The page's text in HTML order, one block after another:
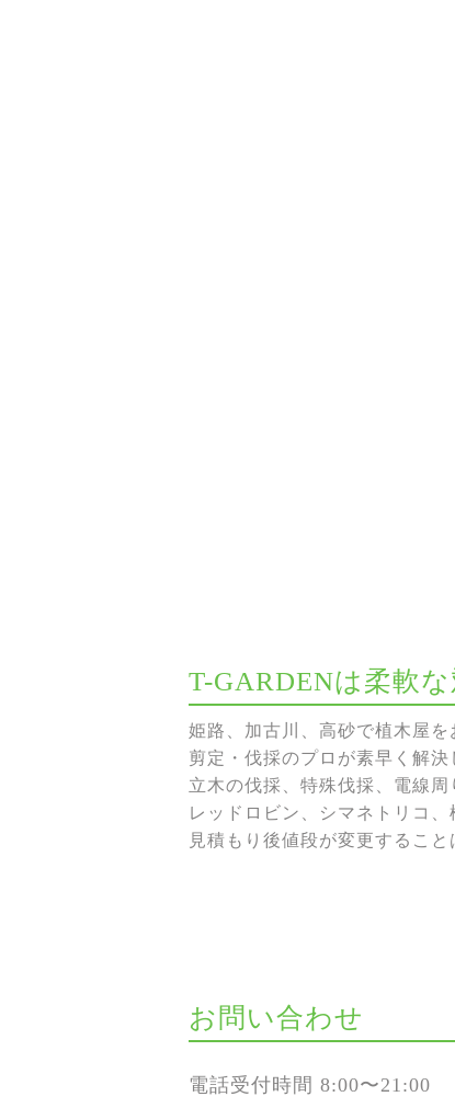
T-GARDENは柔軟
姫路、加古川、高砂で植木屋
剪定・伐採のプロが素早く解決
立木の伐採、特殊伐採、電線
レッドロビン、シマネトリコ
見積もり後値段が変更するこ
お問い合わせ
電話受付時間 8:00〜21:00